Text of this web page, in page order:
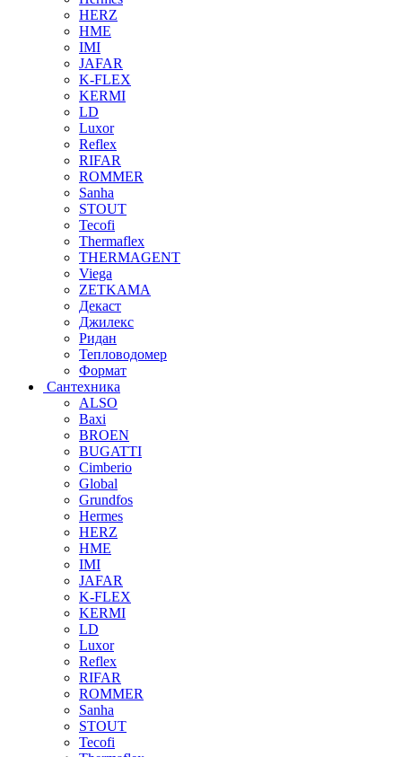
HERZ
HME
IMI
JAFAR
K-FLEX
KERMI
LD
Luxor
Reflex
RIFAR
ROMMER
Sanha
STOUT
Tecofi
Thermaflex
THERMAGENT
Viega
ZETKAMA
Декаст
Джилекс
Ридан
Тепловодомер
Формат
Сантехника
ALSO
Baxi
BROEN
BUGATTI
Cimberio
Global
Grundfos
Hermes
HERZ
HME
IMI
JAFAR
K-FLEX
KERMI
LD
Luxor
Reflex
RIFAR
ROMMER
Sanha
STOUT
Tecofi